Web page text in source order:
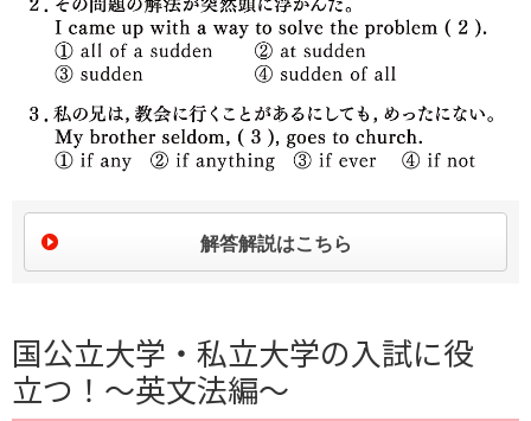
解答解説はこちら
国公立大学・私立大学の入試に役
立つ！～英文法編～